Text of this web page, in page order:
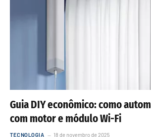
Guia DIY econômico: como
com motor e módulo Wi-Fi
TECNOLOGIA 18 de novembro de 2025